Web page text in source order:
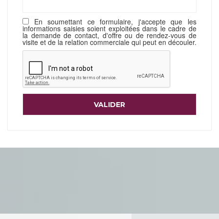
En soumettant ce formulaire, j'accepte que les
informations saisies soient exploitées dans le cadre de
la demande de contact, d'offre ou de rendez-vous de
visite et de la relation commerciale qui peut en découler.